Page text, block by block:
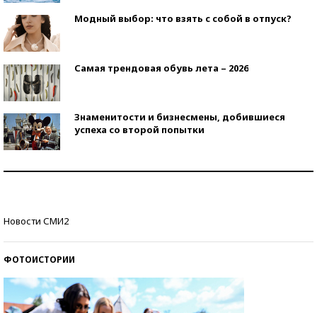
Модный выбор: что взять с собой в отпуск?
Самая трендовая обувь лета – 2026
Знаменитости и бизнесмены, добившиеся
успеха со второй попытки
Новости СМИ2
ФОТОИСТОРИИ